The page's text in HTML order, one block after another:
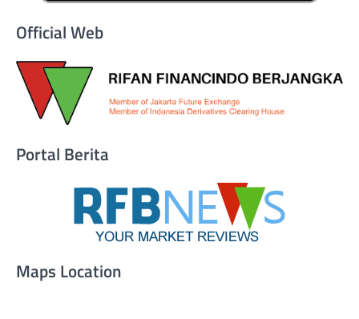
Official Web
Portal Berita
Maps Location